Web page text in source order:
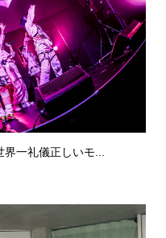
一礼儀正しいモ...